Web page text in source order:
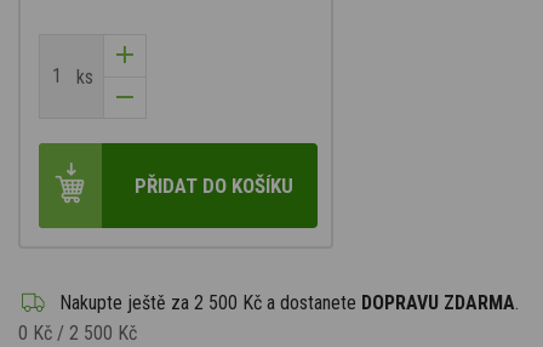
ks
PŘIDAT DO KOŠÍKU
Nakupte ještě za 2 500 Kč a dostanete DOPRAVU ZDARMA
0 Kč / 2 500 Kč